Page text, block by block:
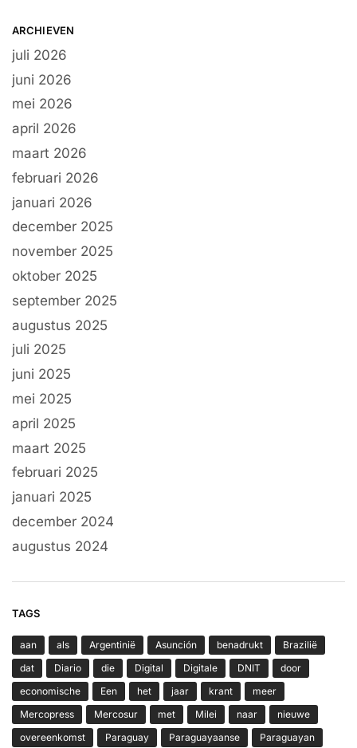
ARCHIEVEN
juli 2026
juni 2026
mei 2026
april 2026
maart 2026
februari 2026
januari 2026
december 2025
november 2025
oktober 2025
september 2025
augustus 2025
juli 2025
juni 2025
mei 2025
april 2025
maart 2025
februari 2025
januari 2025
december 2024
augustus 2024
TAGS
aan als Argentinië Asunción benadrukt
Brazilië
dat
Diario die Digital Digitale DNIT
door
economische
Een het jaar krant
meer
Mercopress
Mercosur met Milei naar
nieuwe
overeenkomst
Paraguay Paraguayaanse
Paraguayan